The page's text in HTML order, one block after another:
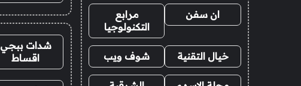
ان سفن
مرابع
التكنولوجيا
خيال التقنية شوف ويب
شدات ببجي
اقساط